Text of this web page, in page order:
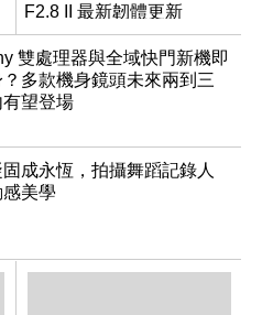
F2.8 II 最新韌體更新
雙處理器與全域快門新機即
？多款機身鏡頭未來兩到三
望登場
成永恆，拍攝舞蹈記錄人
美學